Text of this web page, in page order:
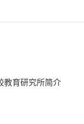
教育研究所简介